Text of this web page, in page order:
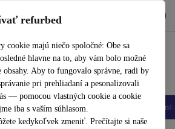
refurbed
cookie majú niečo spoločné: Obe sa
hlavne na to, aby vám bolo možné
obsahy. Aby to fungovalo správne, radi by
pri prehliadaní a pesonalizovali
— pomocou vlastných cookie a cookie
iba s vaším súhlasom.
kedykoľvek zmeniť. Prečítajte si naše
a jednoducho
Tablety Inteligentné hodinky